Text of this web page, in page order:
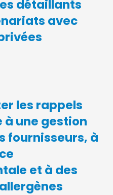
détaillants
avec
les rappels
une gestion
fournisseurs, à
et à des